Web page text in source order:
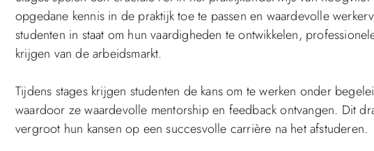
opgedane kennis in de praktijk toe te passen en waardevolle
studenten in staat om hun vaardigheden te ontwikkelen,
krijgen van de arbeidsmarkt.
Tijdens stages krijgen studenten de kans om te werken onder
waardoor ze waardevolle mentorship en feedback ontvangen. Dit
vergroot hun kansen op een succesvolle carrière na het afstuderen.